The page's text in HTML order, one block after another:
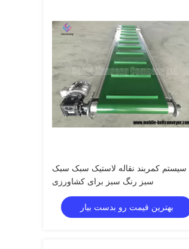
سیستم کمربند نقاله لاستیک سبک سبک
سبز رنگ سبز برای کشاورزی
بهترین قیمت رو بدست بیار